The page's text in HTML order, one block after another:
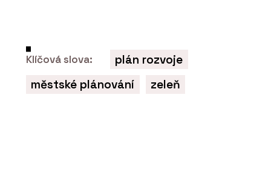
PRODUKTY
Plygroup
Klíčová slova:
plán rozvoje
městské plánování
zeleň